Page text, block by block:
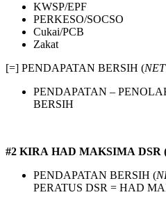
KWSP/EPF
PERKESO/SOCSO
Cukai/PCB
Zakat
[=] PENDAPATAN BERSIH (
PENDAPATAN –
BERSIH
#2 KIRA HAD MAKSIMA DSR
PENDAPATAN BERSIH (
PERATUS DSR = HAD